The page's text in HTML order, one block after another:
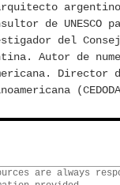
de UNESCO
del
Autor de
Director
are always